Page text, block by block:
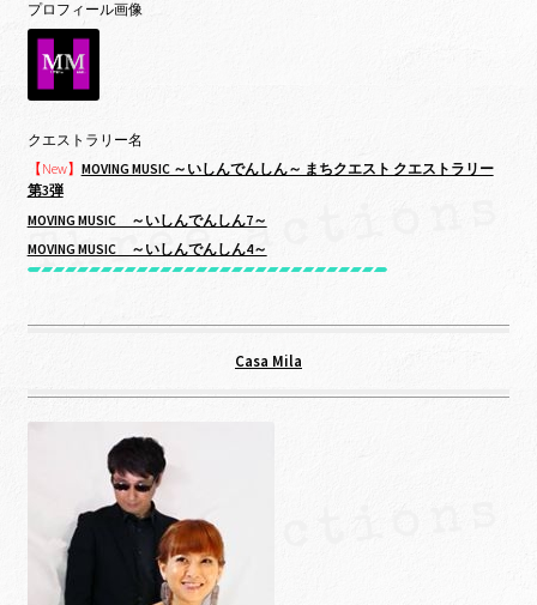
プロフィール画像
クエストラリー名
【New】 MOVING MUSIC ～いしんでんしん～ まちクエスト クエストラリー
第3弾
MOVING MUSIC ～いしんでんしん7～
MOVING MUSIC ～いしんでんしん4～
Casa Mila